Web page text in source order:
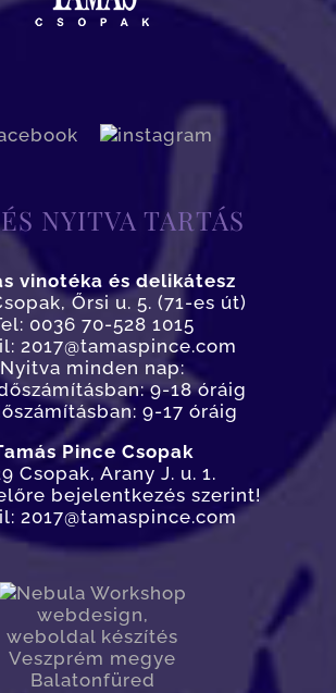
NYITVA TARTÁS
vinotéka és delikátesz
Őrsi u. 5. (71-es út)
0036 70-528 1015
2017@tamaspince.com
Nyitva minden nap:
9-18 óráig
9-17 óráig
Pince Csopak
Csopak, Arany J. u. 1.
bejelentkezés szerint!
2017@tamaspince.com